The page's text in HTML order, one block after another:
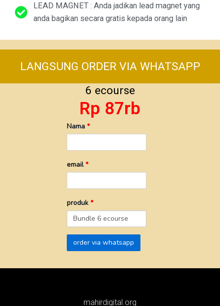
LEAD MAGNET : Anda jadikan lead magnet yang
anda bagikan secara gratis kepada orang lain
LANGSUNG ORDER VIA WHATSAPP
6 ecourse
Rp 87rb
Nama *
email*
produk *
mahirdigital.org